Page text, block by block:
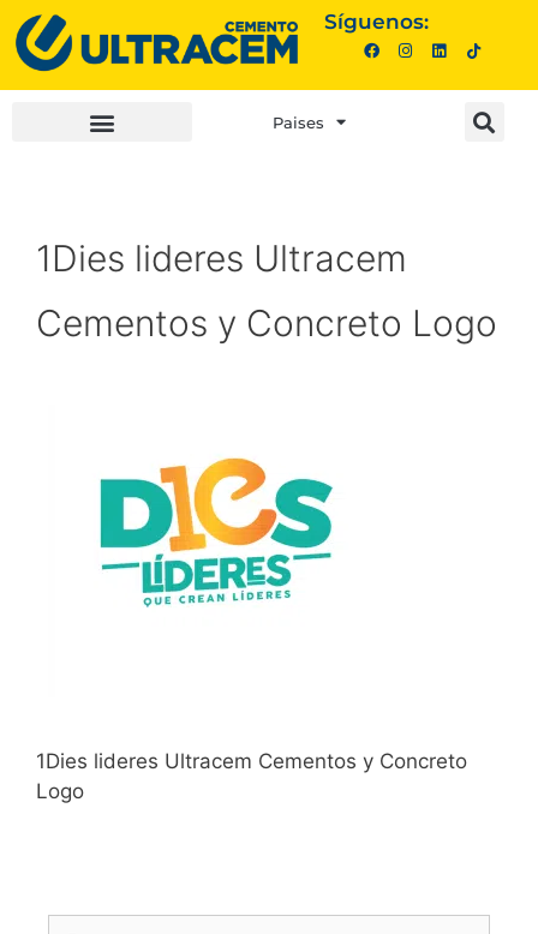
Síguenos:
Paises
1Dies lideres Ultracem
Cementos y Concreto Logo
1Dies lideres Ultracem Cementos y Concreto
Logo